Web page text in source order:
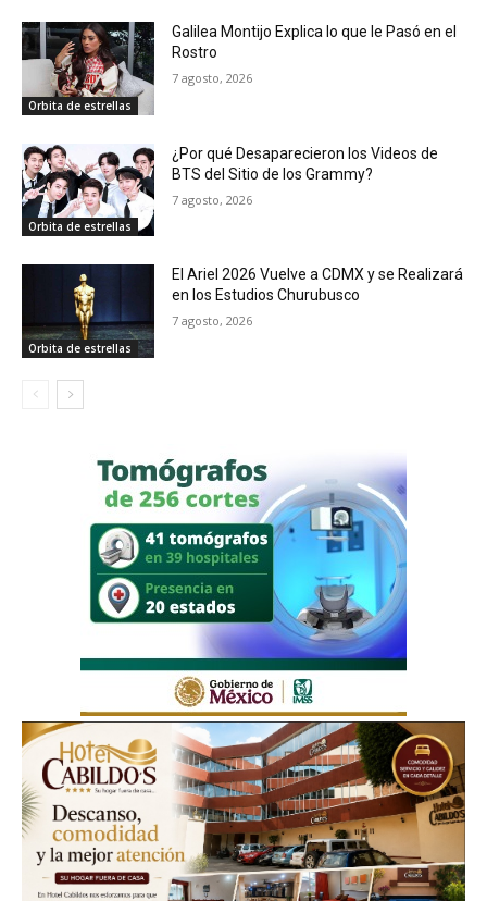
Orbita de estrellas
Galilea Montijo Explica lo que le Pasó en el
Rostro
7 agosto, 2026
Orbita de estrellas
¿Por qué Desaparecieron los Videos de
BTS del Sitio de los Grammy?
7 agosto, 2026
Orbita de estrellas
El Ariel 2026 Vuelve a CDMX y se Realizará
en los Estudios Churubusco
7 agosto, 2026